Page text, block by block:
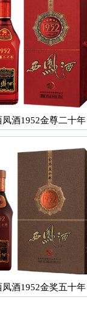
凤酒1952金尊二十年
凤酒1952金奖五十年